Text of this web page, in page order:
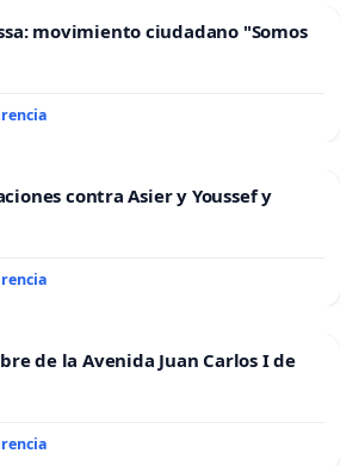
movimiento ciudadano "Somos
contra Asier y Youssef y
de la Avenida Juan Carlos I de